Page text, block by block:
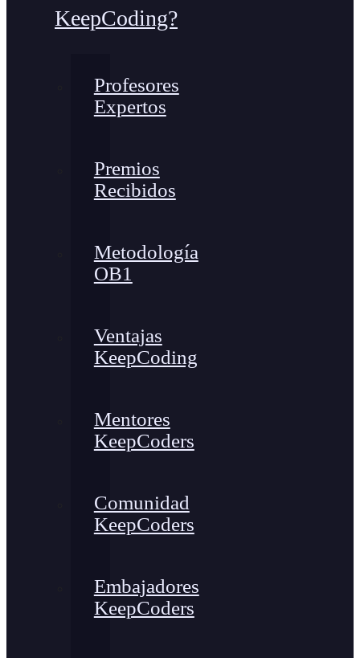
KeepCoding?
Profesores
Expertos
Premios
Recibidos
Metodología
OB1
Ventajas
KeepCoding
Mentores
KeepCoders
Comunidad
KeepCoders
Embajadores
KeepCoders